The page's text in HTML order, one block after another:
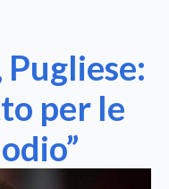
Pugliese:
per le